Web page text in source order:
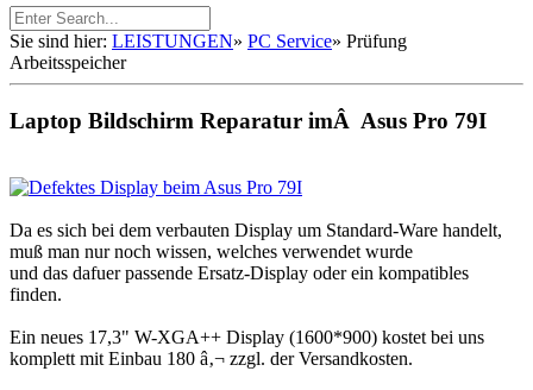
Sie sind hier: LEISTUNGEN» PC Service» Prüfung
Arbeitsspeicher
Laptop Bildschirm Reparatur imÂ Asus Pro 79I
Da es sich bei dem verbauten Display um Standard-Ware handelt,
muß man nur noch wissen, welches verwendet wurde
und das dafuer passende Ersatz-Display oder ein kompatibles
finden.
Ein neues 17,3" W-XGA++ Display (1600*900) kostet bei uns
komplett mit Einbau 180 â‚¬ zzgl. der Versandkosten.